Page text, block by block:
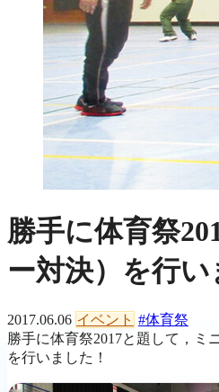
勝手に体育祭
ー対決）を行い
2017.06.06 イベント #体育祭
勝手に体育祭2017と題して，ミ
を行いました！